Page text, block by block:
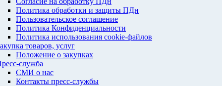
Политика обработки и защиты ПДн
Пользовательское соглашение
Политика Конфиденциальности
Политика использования cookie-файлов
товаров, услуг
Положение о закупках
служба
СМИ о нас
Контакты пресс-службы